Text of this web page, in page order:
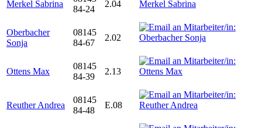
Merkel Sabrina
84-24
2.04
Oberbacher
Sonja
08145
84-67
2.02
Ottens Max
08145
84-39
2.13
Reuther Andrea
08145
84-48
E.08